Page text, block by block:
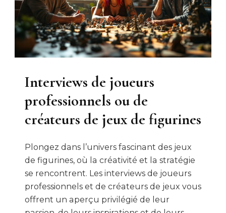
Interviews de joueurs
professionnels ou de
créateurs de jeux de figurines
Plongez dans l’univers fascinant des jeux
de figurines, où la créativité et la stratégie
se rencontrent. Les interviews de joueurs
professionnels et de créateurs de jeux vous
offrent un aperçu privilégié de leur